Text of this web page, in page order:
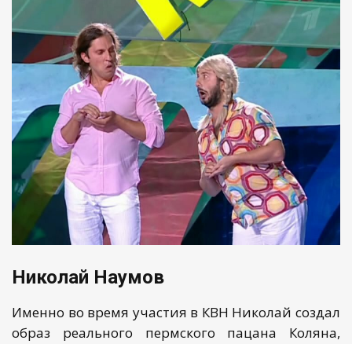
Николай Наумов
Именно во время участия в КВН Николай создал
образ реального пермского пацана Коляна,